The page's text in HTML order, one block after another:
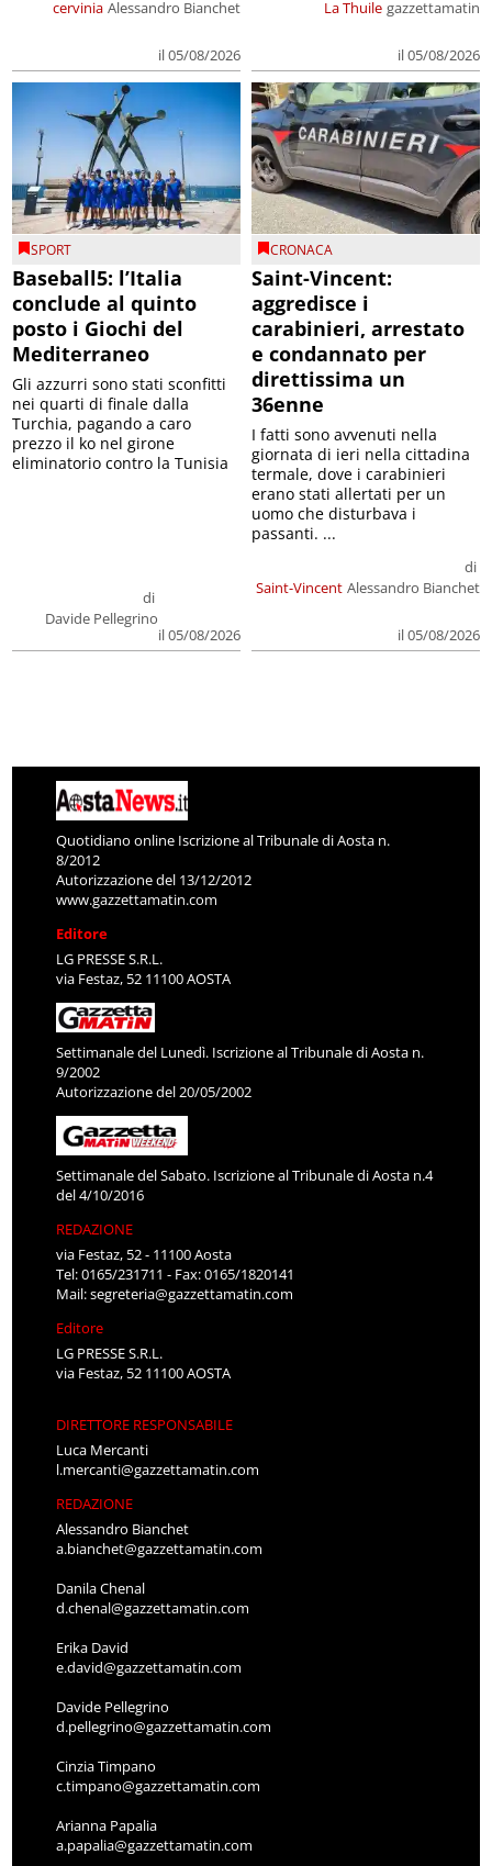
cervinia Alessandro Bianchet
il 05/08/2026
La Thuile gazzettamatin
il 05/08/2026
SPORT
Baseball5: l’Italia
conclude al quinto
posto i Giochi del
Mediterraneo
di
Davide Pellegrino
il 05/08/2026
Gli azzurri sono stati sconfitti
nei quarti di finale dalla
Turchia, pagando a caro
prezzo il ko nel girone
eliminatorio contro la Tunisia
CRONACA
Saint-Vincent:
aggredisce i
carabinieri, arrestato
e condannato per
direttissima un
36enne
Saint-Vincent
di
Alessandro Bianchet
il 05/08/2026
I fatti sono avvenuti nella
giornata di ieri nella cittadina
termale, dove i carabinieri
erano stati allertati per un
uomo che disturbava i
passanti. ...
Quotidiano online Iscrizione al Tribunale di Aosta n.
8/2012
Autorizzazione del 13/12/2012
www.gazzettamatin.com
Editore
LG PRESSE S.R.L.
via Festaz, 52 11100 AOSTA
Settimanale del Lunedì. Iscrizione al Tribunale di Aosta n.
9/2002
Autorizzazione del 20/05/2002
Settimanale del Sabato. Iscrizione al Tribunale di Aosta n.4
del 4/10/2016
REDAZIONE
via Festaz, 52 - 11100 Aosta
Tel: 0165/231711 - Fax: 0165/1820141
Mail:segreteria@gazzettamatin.com
Editore
LG PRESSE S.R.L.
via Festaz, 52 11100 AOSTA
DIRETTORE RESPONSABILE
Luca Mercanti
l.mercanti@gazzettamatin.com
REDAZIONE
Alessandro Bianchet
a.bianchet@gazzettamatin.com
Danila Chenal
d.chenal@gazzettamatin.com
Erika David
e.david@gazzettamatin.com
Davide Pellegrino
d.pellegrino@gazzettamatin.com
Cinzia Timpano
c.timpano@gazzettamatin.com
Arianna Papalia
a.papalia@gazzettamatin.com